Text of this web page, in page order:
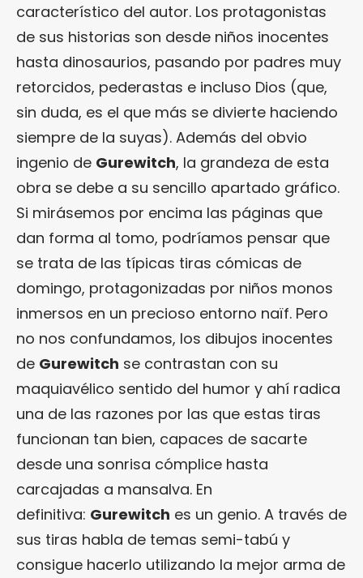
característico del autor. Los protagonistas
de sus historias son desde niños inocentes
hasta dinosaurios, pasando por padres muy
retorcidos, pederastas e incluso Dios (que,
sin duda, es el que más se divierte haciendo
siempre de la suyas). Además del obvio
ingenio de Gurewitch, la grandeza de esta
obra se debe a su sencillo apartado gráfico.
Si mirásemos por encima las páginas que
dan forma al tomo, podríamos pensar que
se trata de las típicas tiras cómicas de
domingo, protagonizadas por niños monos
inmersos en un precioso entorno naïf. Pero
no nos confundamos, los dibujos inocentes
de Gurewitch se contrastan con su
maquiavélico sentido del humor y ahí radica
una de las razones por las que estas tiras
funcionan tan bien, capaces de sacarte
desde una sonrisa cómplice hasta
carcajadas a mansalva. En
definitiva: Gurewitch es un genio. A través de
sus tiras habla de temas semi-tabú y
consigue hacerlo utilizando la mejor arma de